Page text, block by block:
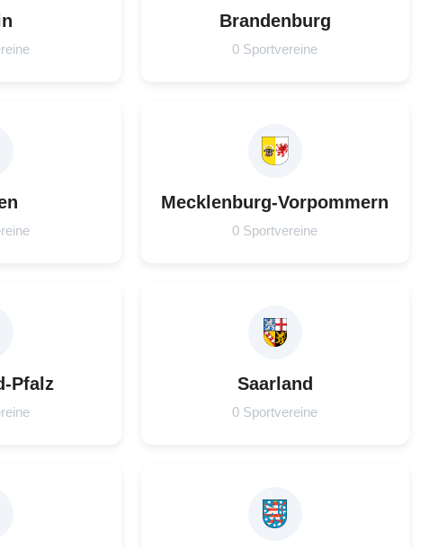
Brandenburg
0 Sportvereine
Mecklenburg-Vorpommern
0 Sportvereine
Pfalz Saarland
0 Sportvereine